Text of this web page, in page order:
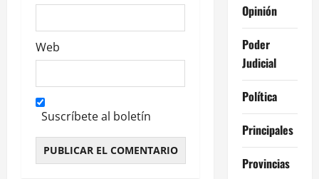
Web
Suscríbete al boletín
Opinión
Poder
Judicial
Política
Principales
Provincias